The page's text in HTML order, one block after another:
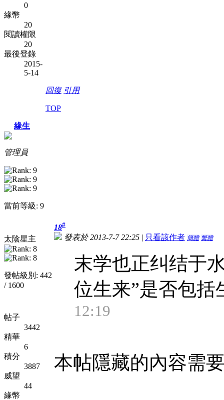
0
緣幣
20
閱讀權限
20
最後登錄
2015-
5-14
回復 引用
TOP
緣生
管理員
當前等級: 9
太陰星主
發帖級別: 442
/ 1600
帖子
3442
精華
6
積分
3887
威望
44
緣幣
18#
發表於 2013-7-7 22:25 | 只看該作者 簡體 繁體
末学也正纠结于
位生来”是否包
12:19
本帖隱藏的內容需